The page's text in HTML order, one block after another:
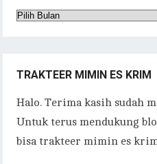
Arsip
TRAKTEER MIMIN ES KRIM
Halo. Terima kasih sudah
Untuk terus mendukung
bisa trakteer mimin es